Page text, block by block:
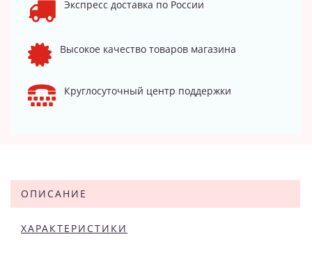
Экспресс доставка по России
Высокое качество товаров магазина
Круглосуточный центр поддержки
ОПИСАНИЕ
ХАРАКТЕРИСТИКИ